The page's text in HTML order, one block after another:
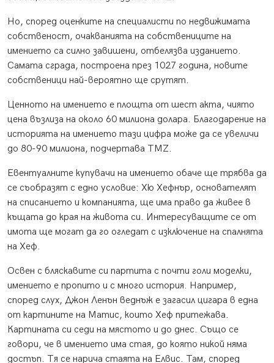
Но, според оценките на специалисти по недвижимата
собственост, очакванията на собствениците на
имението са силно завишени, отбелязва изданието.
Самата сграда, построена през 1027 година, новите
собственици най-вероятно ще срутят.
Ценното на имението е площта от шест акта, чиято
цена възлиза на около 60 милиона долара. Благодарение на
историята на имението тази цифра може да се увеличи
до 80-90 милиона, подчертава TMZ.
Евентуалните купувачи на имението обаче ще трябва да
се съобразят с едно условие: Хю Хефнър, основателят
на списанието и компанията, ще има право да живее в
къщата до края на живота си. Интересуващите се от
имота ще могат да го огледат с изключение на спалнята
на Хеф.
Освен с бляскавите си партита с почти голи моделки,
имението е пропито и с много история. Например,
според слух, Джон Ленън веднъж е загасил цигара в една
от картините на Матис, които Хеф притежава.
Картината си седи на мястото и до днес. Също се
говори, че в имението има стая, до която никой няма
достъп. Тя се нарича стаята на Елвис. Там, според